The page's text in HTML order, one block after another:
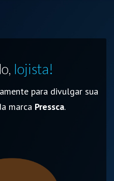
lojista!
para divulgar sua
marca Pressca.